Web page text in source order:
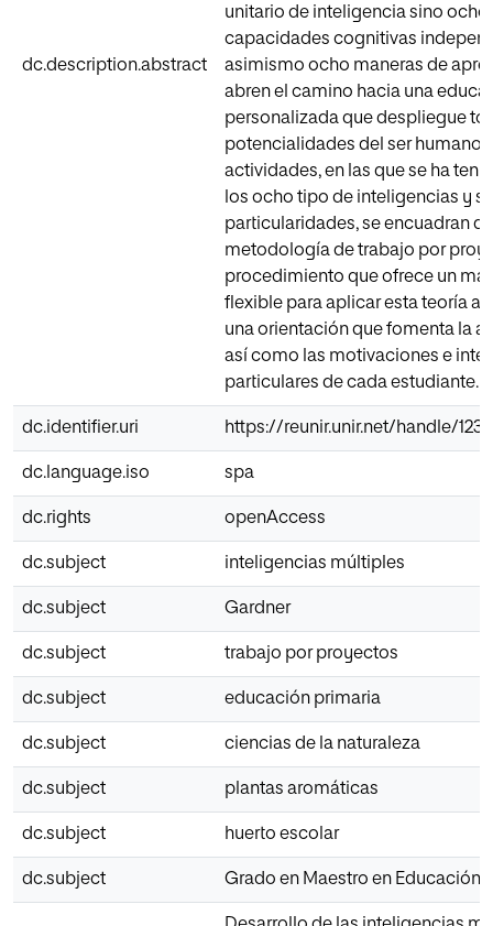
dc.description.abstract
unitario de inteligencia sino ocho
capacidades cognitivas
asimismo ocho maneras de
abren el camino hacia una
personalizada que despliegue
potencialidades del ser humano.
actividades, en las que se ha
los ocho tipo de inteligencias y
particularidades, se encuadran
metodología de trabajo por
procedimiento que ofrece un
flexible para aplicar esta teoría a
una orientación que fomenta la
así como las motivaciones e
particulares de cada estudiante.
dc.identifier.uri https://reunir.unir.net/handle/
dc.language.iso spa
dc.rights openAccess
dc.subject inteligencias múltiples
dc.subject Gardner
dc.subject trabajo por proyectos
dc.subject educación primaria
dc.subject ciencias de la naturaleza
dc.subject plantas aromáticas
dc.subject huerto escolar
dc.subject Grado en Maestro en Educación